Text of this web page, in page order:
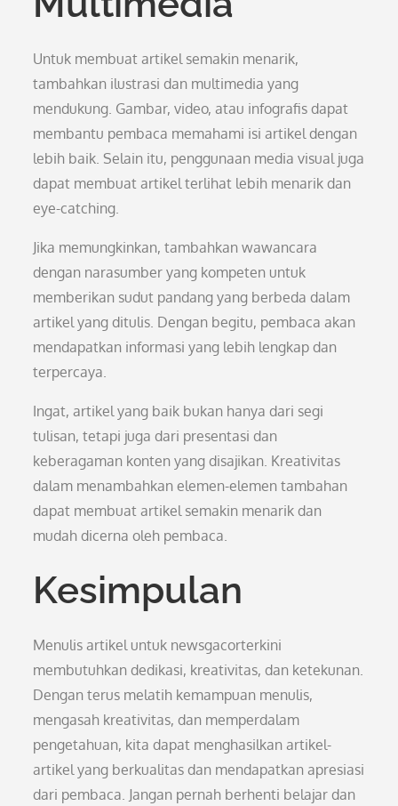
Untuk membuat artikel semakin menarik,
tambahkan ilustrasi dan multimedia yang
mendukung. Gambar, video, atau infografis dapat
membantu pembaca memahami isi artikel dengan
lebih baik. Selain itu, penggunaan media visual juga
dapat membuat artikel terlihat lebih menarik dan
eye-catching.
Jika memungkinkan, tambahkan wawancara
dengan narasumber yang kompeten untuk
memberikan sudut pandang yang berbeda dalam
artikel yang ditulis. Dengan begitu, pembaca akan
mendapatkan informasi yang lebih lengkap dan
terpercaya.
Ingat, artikel yang baik bukan hanya dari segi
tulisan, tetapi juga dari presentasi dan
keberagaman konten yang disajikan. Kreativitas
dalam menambahkan elemen-elemen tambahan
dapat membuat artikel semakin menarik dan
mudah dicerna oleh pembaca.
Kesimpulan
Menulis artikel untuk newsgacorterkini
membutuhkan dedikasi, kreativitas, dan ketekunan.
Dengan terus melatih kemampuan menulis,
mengasah kreativitas, dan memperdalam
pengetahuan, kita dapat menghasilkan artikel-
artikel yang berkualitas dan mendapatkan apresiasi
dari pembaca. Jangan pernah berhenti belajar dan